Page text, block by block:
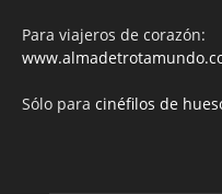
Para viajeros de corazón:
Sólo para cinéfilos de